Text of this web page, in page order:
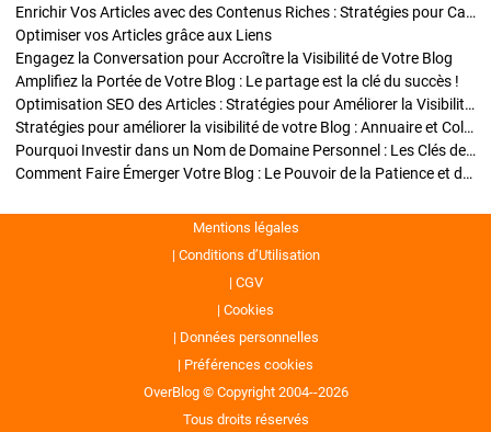
Enrichir Vos Articles avec des Contenus Riches : Stratégies pour Captiver et Optimiser
Optimiser vos Articles grâce aux Liens
Engagez la Conversation pour Accroître la Visibilité de Votre Blog
Amplifiez la Portée de Votre Blog : Le partage est la clé du succès !
Optimisation SEO des Articles : Stratégies pour Améliorer la Visibilité de Votre Blog
Stratégies pour améliorer la visibilité de votre Blog : Annuaire et Collaborations
Pourquoi Investir dans un Nom de Domaine Personnel : Les Clés de la Réussite de Votre Blog
Comment Faire Émerger Votre Blog : Le Pouvoir de la Patience et de la Persévérance
Mentions légales
Conditions d’Utilisation
CGV
Cookies
Données personnelles
Préférences cookies
OverBlog © Copyright 2004--2026
Tous droits réservés